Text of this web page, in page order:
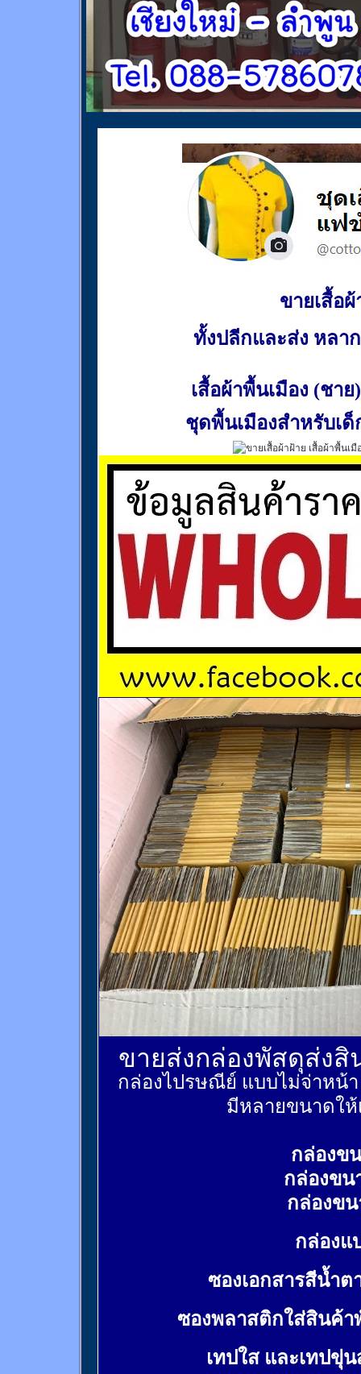
ขายเสื้อผ้
ทั้งปลีกและส่ง หลา
เสื้อผ้าพื้นเมือง (ชาย)
ชุดพื้นเมืองสำหรับเด็
ขายส่งกล่องพัสดุส่ง
กล่องไปรษณีย์ แบบไม่จ่าหน้
มีหลายขนาดให้
กล่องข
กล่องขน
กล่องข
กล่องแ
ซองเอกสารสีน้ำต
ซองพลาสติกใส่สินค้า
เทปใส และเทปขุ่